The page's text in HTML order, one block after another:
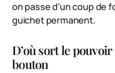
on passe d’un coup de
guichet permanent.
D’où sort le
bouton